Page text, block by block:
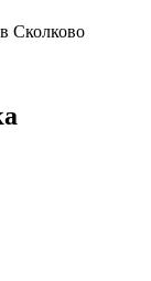
Сколково